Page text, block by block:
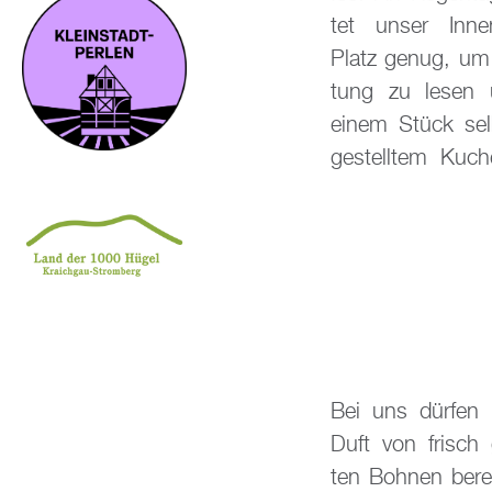
tet unser
Platz genug,
tung zu lesen
einem Stück
ge­stell­tem
grö­ß­ten Wert
der­hei­ten
Bei uns dür­fen
Duft von frisch
ten Boh­nen
Früh­stück.
die­sen Ge­nuss
sich zu Hause